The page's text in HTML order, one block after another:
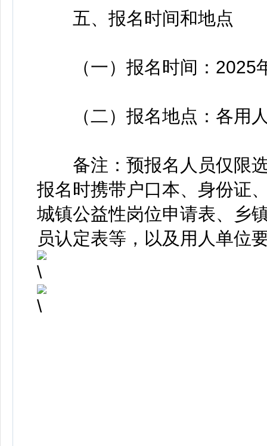
五、报名时间和地点
（一）报名时间：2025
（二）报名地点：各用
备注：预报名人员仅限选
报名时携带户口本、身份证
城镇公益性岗位申请表、乡
员认定表等，以及用人单位